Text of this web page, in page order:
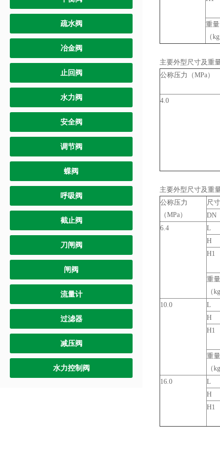
疏水阀
冶金阀
止回阀
水力阀
安全阀
调节阀
蝶阀
呼吸阀
截止阀
刀闸阀
闸阀
流量计
过滤器
减压阀
水力控制阀
重量
（
主要外型尺寸及重
公称压力（MPa）
4.0
主要外型尺寸及重
公称压力
（MPa）
尺
DN
6.4
L
H
H1
重量
（
10.0
L
H
H1
重量
（
16.0
L
H
H1